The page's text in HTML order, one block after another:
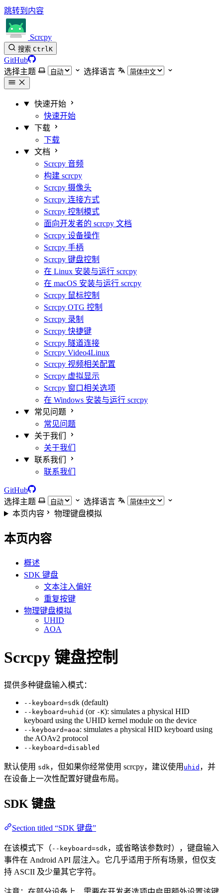
跳转到内容
Scrcpy
搜索 CtrlK
GitHub
选择主题
选择语言
快速开始
快速开始
下载
下载
文档
Scrcpy 音频
构建 scrcpy
Scrcpy 摄像头
Scrcpy 连接方式
Scrcpy 控制模式
面向开发者的 scrcpy 文档
Scrcpy 设备操作
Scrcpy 手柄
Scrcpy 键盘控制
在 Linux 安装与运行 scrcpy
在 macOS 安装与运行 scrcpy
Scrcpy 鼠标控制
Scrcpy OTG 控制
Scrcpy 录制
Scrcpy 快捷键
Scrcpy 隧道连接
Scrcpy Video4Linux
Scrcpy 视频相关配置
Scrcpy 虚拟显示
Scrcpy 窗口相关选项
在 Windows 安装与运行 scrcpy
常见问题
常见问题
关于我们
关于我们
联系我们
联系我们
GitHub
选择主题
选择语言
本页内容
物理键盘模拟
本页内容
概述
SDK 键盘
文本注入偏好
重复按键
物理键盘模拟
UHID
AOA
Scrcpy 键盘控制
提供多种键盘输入模式：
--keyboard=sdk (default)
--keyboard=uhid (or -K): simulates a physical HID
keyboard using the UHID kernel module on the device
--keyboard=aoa: simulates a physical HID keyboard using
the AOAv2 protocol
--keyboard=disabled
默认使用 sdk ，但如果你经常使用 scrcpy，建议使用 uhid ，并
在设备上一次性配置好键盘布局。
SDK 键盘
Section titled “SDK 键盘”
在该模式下（ --keyboard=sdk ，或省略该参数时），键盘输入
事件在 Android API 层注入。它几乎适用于所有场景，但仅支
持 ASCII 及少量其它字符。